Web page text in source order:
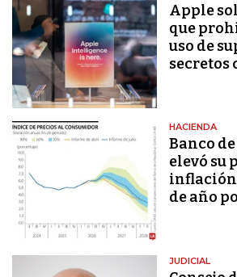
Apple
que
uso de
secretos
HACIENDA
Banco
elevó su
inflación
de año
JUDICIAL